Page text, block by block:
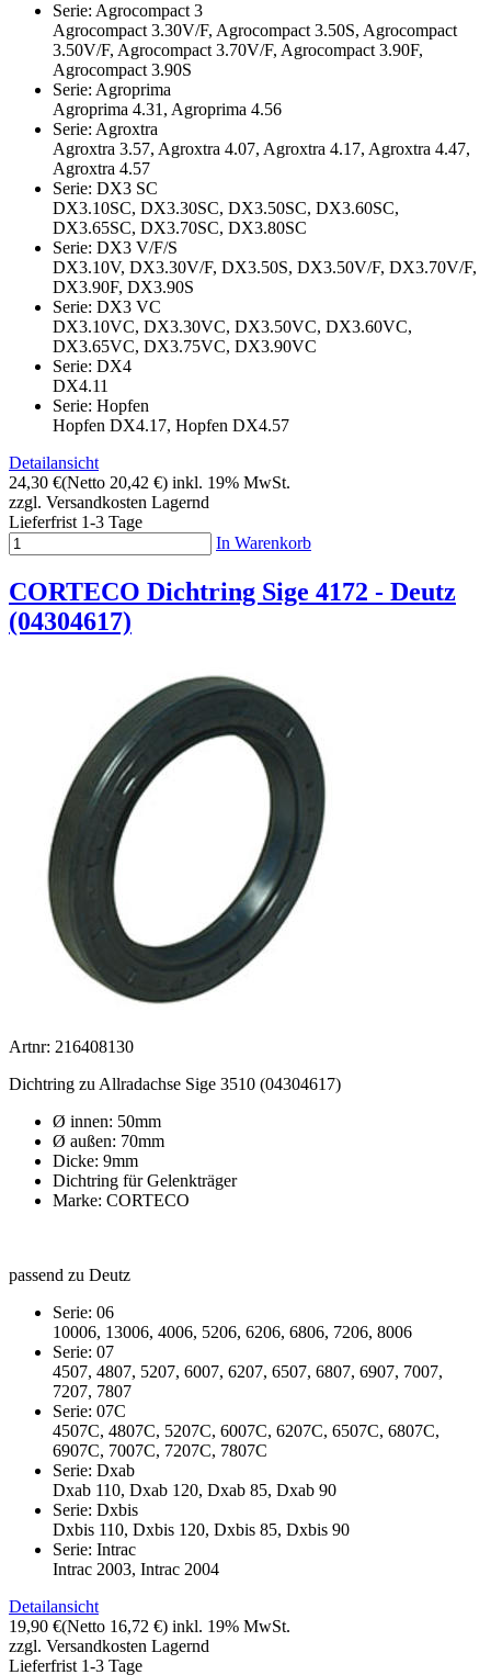
Serie: Agrocompact 3
Agrocompact 3.30V/F, Agrocompact 3.50S, Agrocompact
3.50V/F, Agrocompact 3.70V/F, Agrocompact 3.90F,
Agrocompact 3.90S
Serie: Agroprima
Agroprima 4.31, Agroprima 4.56
Serie: Agroxtra
Agroxtra 3.57, Agroxtra 4.07, Agroxtra 4.17, Agroxtra 4.47,
Agroxtra 4.57
Serie: DX3 SC
DX3.10SC, DX3.30SC, DX3.50SC, DX3.60SC,
DX3.65SC, DX3.70SC, DX3.80SC
Serie: DX3 V/F/S
DX3.10V, DX3.30V/F, DX3.50S, DX3.50V/F, DX3.70V/F,
DX3.90F, DX3.90S
Serie: DX3 VC
DX3.10VC, DX3.30VC, DX3.50VC, DX3.60VC,
DX3.65VC, DX3.75VC, DX3.90VC
Serie: DX4
DX4.11
Serie: Hopfen
Hopfen DX4.17, Hopfen DX4.57
Detailansicht
24,30 €(Netto 20,42 €) inkl. 19% MwSt.
zzgl. Versandkosten Lagernd
Lieferfrist 1-3 Tage
In Warenkorb
CORTECO Dichtring Sige 4172 - Deutz
(04304617)
Artnr: 216408130
Dichtring zu Allradachse Sige 3510 (04304617)
Ø innen: 50mm
Ø außen: 70mm
Dicke: 9mm
Dichtring für Gelenkträger
Marke: CORTECO
passend zu Deutz
Serie: 06
10006, 13006, 4006, 5206, 6206, 6806, 7206, 8006
Serie: 07
4507, 4807, 5207, 6007, 6207, 6507, 6807, 6907, 7007,
7207, 7807
Serie: 07C
4507C, 4807C, 5207C, 6007C, 6207C, 6507C, 6807C,
6907C, 7007C, 7207C, 7807C
Serie: Dxab
Dxab 110, Dxab 120, Dxab 85, Dxab 90
Serie: Dxbis
Dxbis 110, Dxbis 120, Dxbis 85, Dxbis 90
Serie: Intrac
Intrac 2003, Intrac 2004
Detailansicht
19,90 €(Netto 16,72 €) inkl. 19% MwSt.
zzgl. Versandkosten Lagernd
Lieferfrist 1-3 Tage